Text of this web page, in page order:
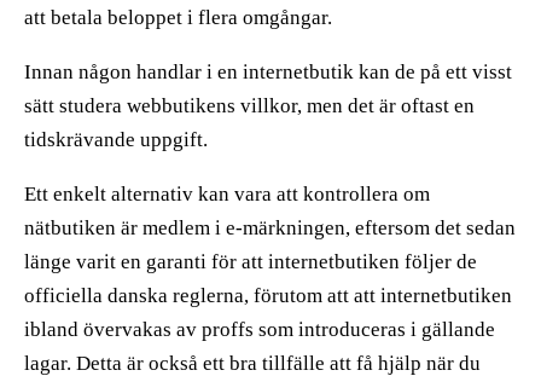
att betala beloppet i flera omgångar.
Innan någon handlar i en internetbutik kan de på ett visst
sätt studera webbutikens villkor, men det är oftast en
tidskrävande uppgift.
Ett enkelt alternativ kan vara att kontrollera om
nätbutiken är medlem i e-märkningen, eftersom det sedan
länge varit en garanti för att internetbutiken följer de
officiella danska reglerna, förutom att att internetbutiken
ibland övervakas av proffs som introduceras i gällande
lagar. Detta är också ett bra tillfälle att få hjälp när du